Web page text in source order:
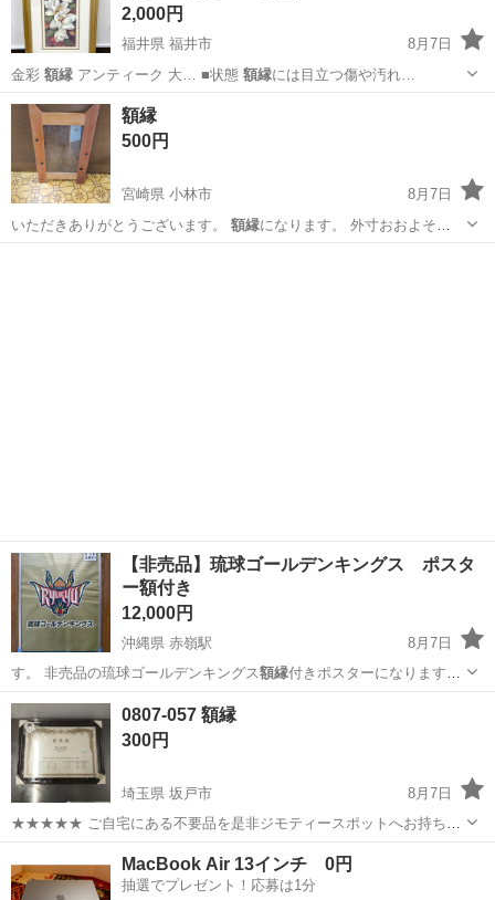
2,000円
福井県 福井市
8月7日
金彩 額縁 アンティーク 大… ■状態 額縁には目立つ傷や汚れ…
福井 福井市 その他
額縁
500円
宮崎県 小林市
8月7日
いただきありがとうございます。 額縁になります。 外寸おおよそ
３…
【非売品】琉球ゴールデンキングス ポスタ
ー額付き
12,000円
沖縄県 赤嶺駅
8月7日
す。 非売品の琉球ゴールデンキングス額縁付きポスターになります。
サイズは縦…
沖縄 豊見城市 赤嶺駅 バスケットボール
0807-057 額縁
300円
埼玉県 坂戸市
8月7日
★★★★★ ご自宅にある不要品を是非ジモティースポットへお持ち込
みしませんか？ 家電、趣味・スポーツ・レジャー用品、こども用品、
衣料服飾品、生活雑貨、家具、本、CD・DVDなどが無料でまとめて持
ち込めます！ ※詳細はこ...
坂戸市 インテリア雑貨/小物 スポット
MacBook Air 13インチ 0円
抽選でプレゼント！応募は1分